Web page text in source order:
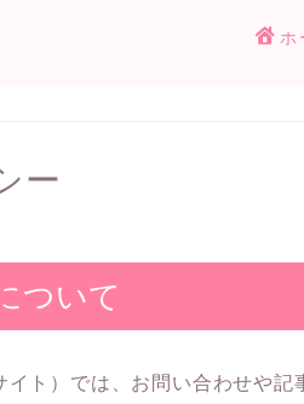
ホ
ー
ついて
ト）では、お問い合わせや記